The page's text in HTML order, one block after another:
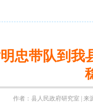
忠带队到我
作者：县人民政府研究室 | 来